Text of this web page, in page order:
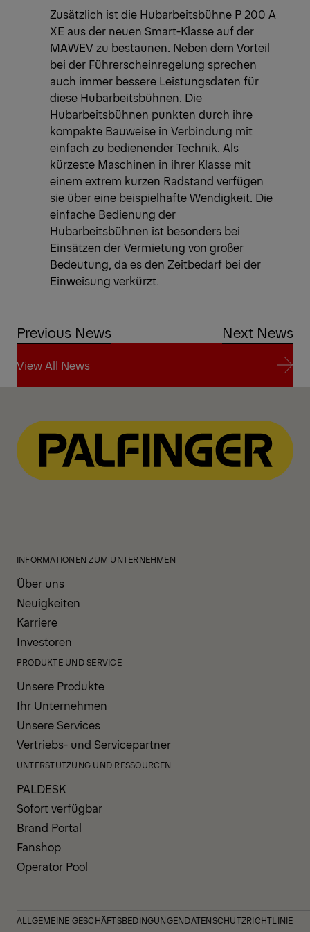
Zusätzlich ist die Hubarbeitsbühne P 200 A
XE aus der neuen Smart-Klasse auf der
MAWEV zu bestaunen. Neben dem Vorteil
bei der Führerscheinregelung sprechen
auch immer bessere Leistungsdaten für
diese Hubarbeitsbühnen. Die
Hubarbeitsbühnen punkten durch ihre
kompakte Bauweise in Verbindung mit
einfach zu bedienender Technik. Als
kürzeste Maschinen in ihrer Klasse mit
einem extrem kurzen Radstand verfügen
sie über eine beispielhafte Wendigkeit. Die
einfache Bedienung der
Hubarbeitsbühnen ist besonders bei
Einsätzen der Vermietung von großer
Bedeutung, da es den Zeitbedarf bei der
Einweisung verkürzt.
Previous News Next News
View All News
INFORMATIONEN ZUM UNTERNEHMEN
Über uns
Neuigkeiten
Karriere
Investoren
PRODUKTE UND SERVICE
Unsere Produkte
Ihr Unternehmen
Unsere Services
Vertriebs- und Servicepartner
UNTERSTÜTZUNG UND RESSOURCEN
PALDESK
Sofort verfügbar
Brand Portal
Fanshop
Operator Pool
ALLGEMEINE GESCHÄFTSBEDINGUNGENDATENSCHUTZRICHTLINIE